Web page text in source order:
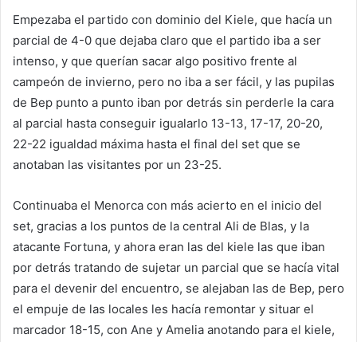
Empezaba el partido con dominio del Kiele, que hacía un
parcial de 4-0 que dejaba claro que el partido iba a ser
intenso, y que querían sacar algo positivo frente al
campeón de invierno, pero no iba a ser fácil, y las pupilas
de Bep punto a punto iban por detrás sin perderle la cara
al parcial hasta conseguir igualarlo 13-13, 17-17, 20-20,
22-22 igualdad máxima hasta el final del set que se
anotaban las visitantes por un 23-25.
Continuaba el Menorca con más acierto en el inicio del
set, gracias a los puntos de la central Ali de Blas, y la
atacante Fortuna, y ahora eran las del kiele las que iban
por detrás tratando de sujetar un parcial que se hacía vital
para el devenir del encuentro, se alejaban las de Bep, pero
el empuje de las locales les hacía remontar y situar el
marcador 18-15, con Ane y Amelia anotando para el kiele,